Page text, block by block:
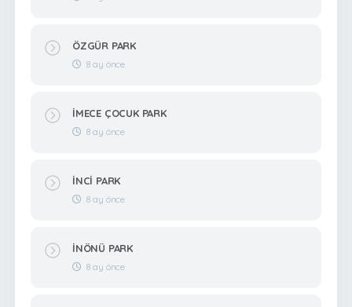
ÖZGÜR PARK
8 ay önce
İMECE ÇOCUK PARK
8 ay önce
İNCİ PARK
8 ay önce
İNÖNÜ PARK
8 ay önce